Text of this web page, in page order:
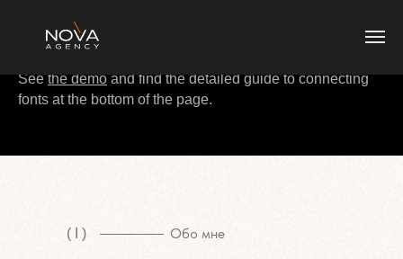
Seethe demoand find the detailed guide to connecting
fonts at the bottom of the page.
( I ) Обо мне